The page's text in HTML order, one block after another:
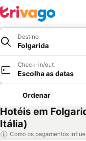
Destino
Folgarida
Check-in/out
Escolha as datas
Ordenar
Hotéis em
Itália)
Como os pagamentos